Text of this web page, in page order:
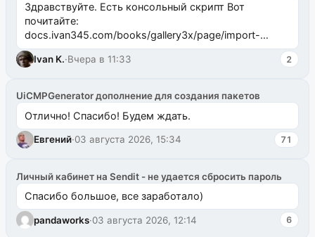
Здравствуйте. Есть консольный скрипт Вот
почитайте:
docs.ivan345.com/books/gallery3x/page/import-
ms2galleryphp
Ivan K.·Вчера в 11:33 2
UiCMPGenerator дополнение для создания пакетов
Отлично! Спасибо! Будем ждать.
Евгений·03 августа 2026, 15:34 71
Личный кабинет на Sendit - не удается сбросить пароль
Спасибо большое, все заработало)
pandaworks·03 августа 2026, 12:14 6